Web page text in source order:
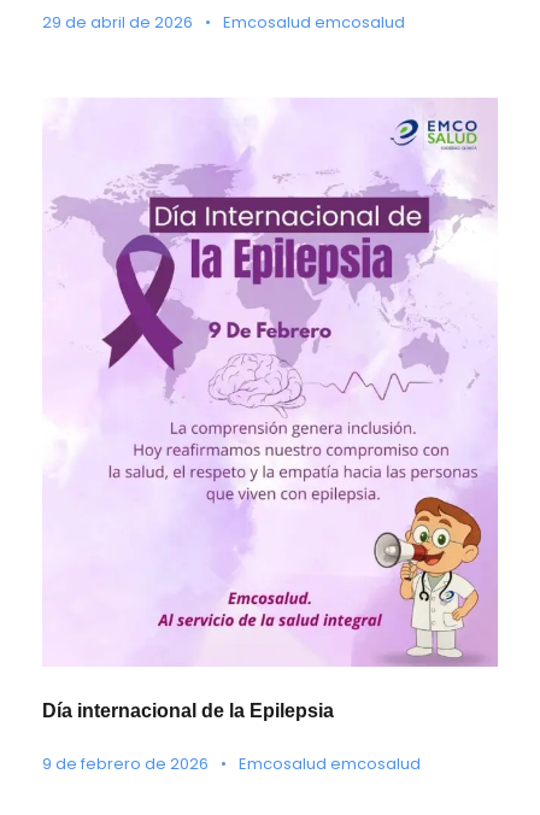
29 de abril de 2026 • Emcosalud emcosalud
Día internacional de la Epilepsia
9 de febrero de 2026 • Emcosalud emcosalud